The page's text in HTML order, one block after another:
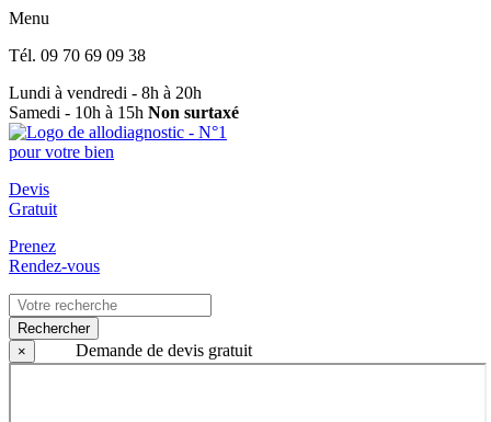
Menu
Tél. 09 70 69 09 38
Lundi à vendredi - 8h à 20h
Samedi - 10h à 15h Non surtaxé
Devis
Gratuit
Prenez
Rendez-vous
Rechercher
×
Demande de devis gratuit